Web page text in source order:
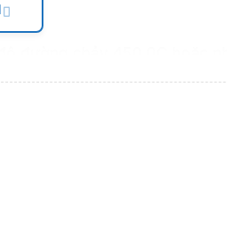
đường chảy trên 450 0C.